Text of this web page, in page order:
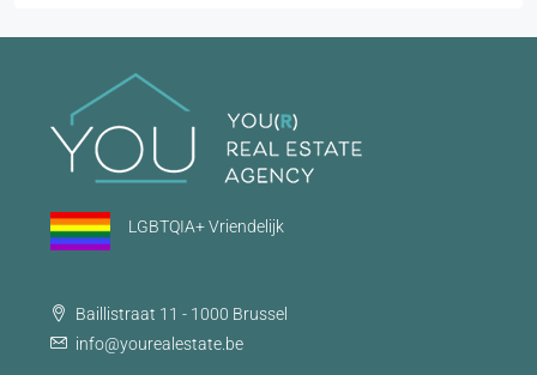
LGBTQIA+ Vriendelijk
Baillistraat 11 - 1000 Brussel
info@yourealestate.be